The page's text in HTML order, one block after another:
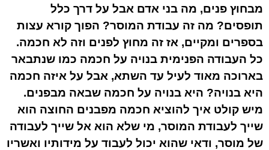
מבחוץ פנים, מה בני אדם אבל על דרך כלל
תופסים? מה זה עבודת המוסר? הפוך קורא עצות
בספרים ומקיים, אז זה מחוץ לפנים וזה לא חכמה.
כל העבודה הפנימית בנויה על חכמה כמו שנתבאר
בארוכה מאוד לעיל עד השתא, אבל על איזה חכמה
היא בנויה? היא בנויה על חכמה שבאה מבפנים.
מיש קולט איך להוציא חכמה מפבנים החוצה הוא
שייך לעבודת המוסר, מי שלא הוא אל שייך לעבודה
של מוסר, ודאי שהוא יכול לעבוד על מידותיו ואשריו